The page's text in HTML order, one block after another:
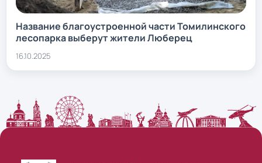
Название благоустроенной части Томилинского
лесопарка выберут жители Люберец
16.10.2025